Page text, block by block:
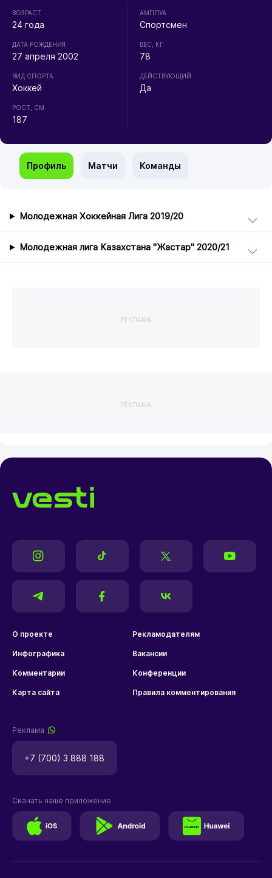
ВОЗРАСТ
24 года
ДАТА РОЖДЕНИЯ
27 апреля 2002
ВИД СПОРТА
Хоккей
РОСТ, СМ
187
АМПЛУА
Спортсмен
ВЕС, КГ
78
ДЕЙСТВУЮЩИЙ
Да
Профиль Матчи Команды
Молодежная Хоккейная Лига 2019/20
Молодежная лига Казахстана "Жастар" 2020/21
РЕКЛАМА
РЕКЛАМА
О проекте Рекламодателям
Инфографика Вакансии
Комментарии Конференции
Карта сайта Правила комментирования
Реклама
+7 (700) 3 888 188
Скачать наше приложение